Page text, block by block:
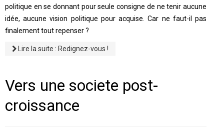
politique en se donnant pour seule consigne de ne tenir aucune
idée, aucune vision politique pour acquise. Car ne faut-il pas
finalement tout repenser ?
Lire la suite : Redignez-vous !
Vers une societe post-
croissance